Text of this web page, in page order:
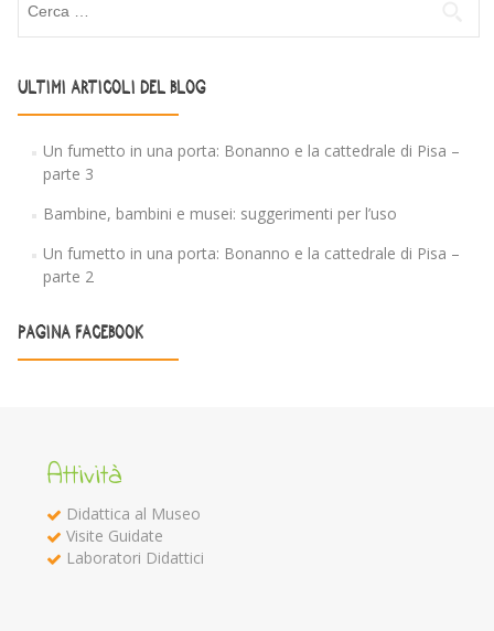
ULTIMI ARTICOLI DEL BLOG
Un fumetto in una porta: Bonanno e la cattedrale di Pisa –
parte 3
Bambine, bambini e musei: suggerimenti per l’uso
Un fumetto in una porta: Bonanno e la cattedrale di Pisa –
parte 2
PAGINA FACEBOOK
Attività
Didattica al Museo
Visite Guidate
Laboratori Didattici